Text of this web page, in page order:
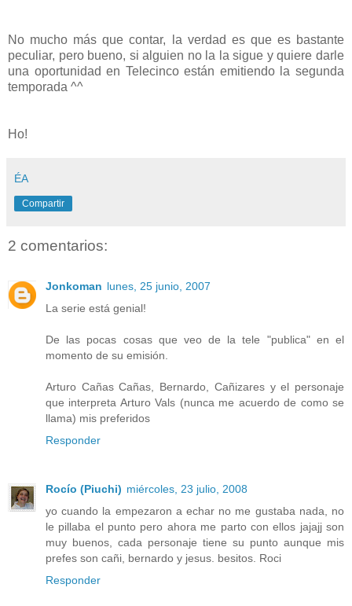
No mucho más que contar, la verdad es que es bastante
peculiar, pero bueno, si alguien no la la sigue y quiere darle
una oportunidad en Telecinco están emitiendo la segunda
temporada ^^
Ho!
ÉA
Compartir
2 comentarios:
Jonkoman lunes, 25 junio, 2007
La serie está genial!
De las pocas cosas que veo de la tele "publica" en el
momento de su emisión.
Arturo Cañas Cañas, Bernardo, Cañizares y el personaje
que interpreta Arturo Vals (nunca me acuerdo de como se
llama) mis preferidos
Responder
Rocío (Piuchi) miércoles, 23 julio, 2008
yo cuando la empezaron a echar no me gustaba nada, no
le pillaba el punto pero ahora me parto con ellos jajajj son
muy buenos, cada personaje tiene su punto aunque mis
prefes son cañi, bernardo y jesus. besitos. Roci
Responder